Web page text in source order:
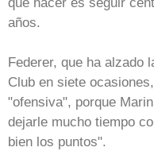
años.
Federer, que ha alzado
Club en siete
"ofensiva", porque
dejarle mucho tiempo
bien los puntos".